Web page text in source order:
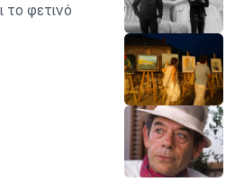
το φετινό